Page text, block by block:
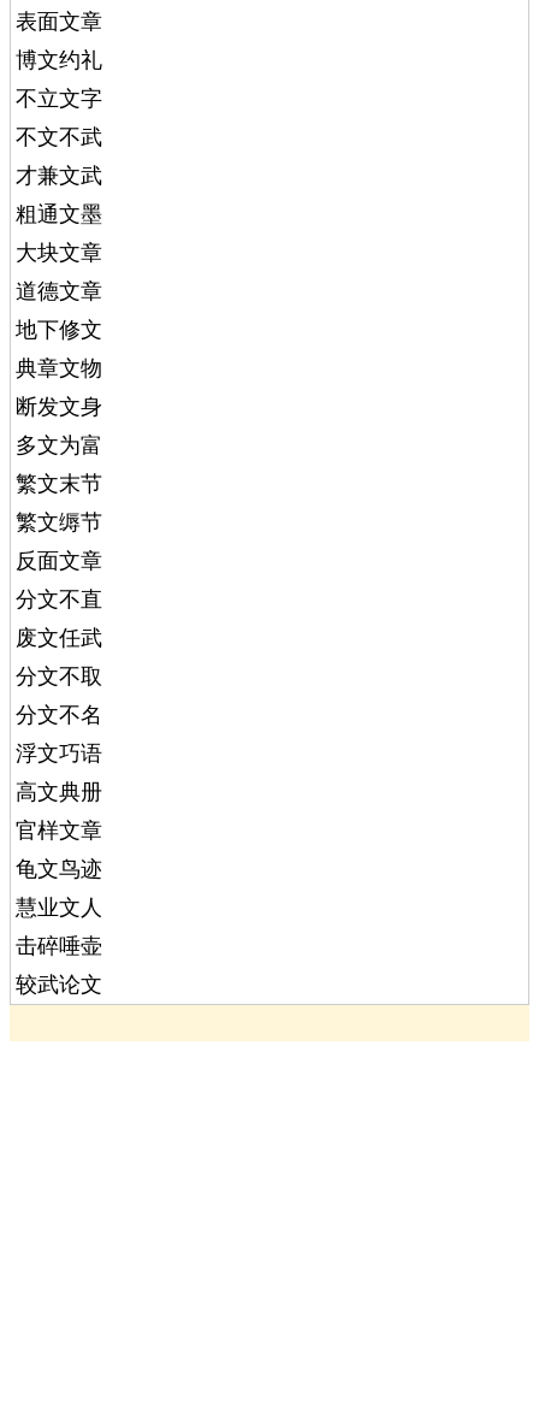
表面文章
博文约礼
不立文字
不文不武
才兼文武
粗通文墨
大块文章
道德文章
地下修文
典章文物
断发文身
多文为富
繁文末节
繁文缛节
反面文章
分文不直
废文任武
分文不取
分文不名
浮文巧语
高文典册
官样文章
龟文鸟迹
慧业文人
击碎唾壶
较武论文